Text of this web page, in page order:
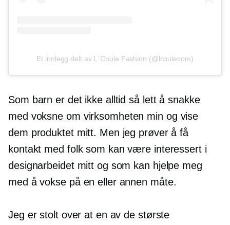
Et innlegg delt av L´Coule Fashion (@lcoulecom)
Som barn er det ikke alltid så lett å snakke
med voksne om virksomheten min og vise
dem produktet mitt. Men jeg prøver å få
kontakt med folk som kan være interessert i
designarbeidet mitt og som kan hjelpe meg
med å vokse på en eller annen måte.
Jeg er stolt over at en av de største